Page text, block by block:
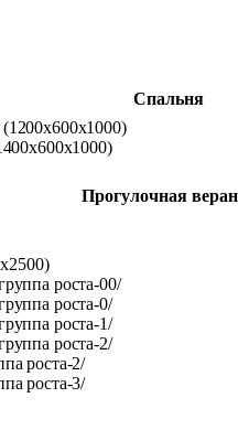
Спальня
Прогулочная
роста-00/
роста-0/
роста-1/
роста-2/
роста-2/
роста-3/